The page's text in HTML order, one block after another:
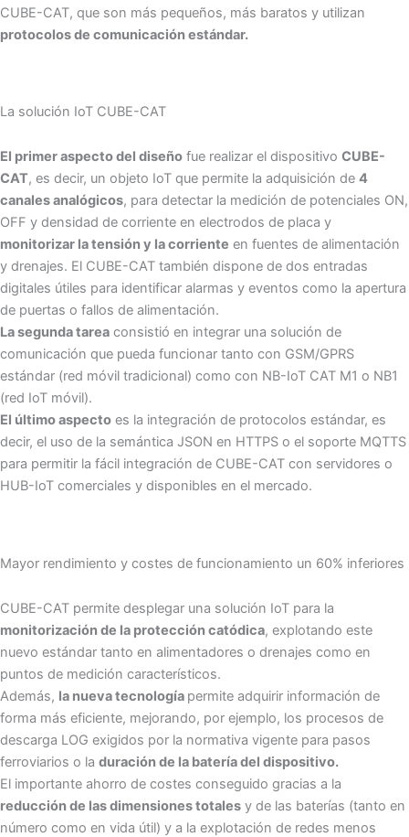
CUBE-CAT, que son más pequeños, más baratos y utilizan
protocolos de comunicación estándar.
La solución IoT CUBE-CAT
El primer aspecto del diseño fue realizar el dispositivo CUBE-
CAT, es decir, un objeto IoT que permite la adquisición de 4
canales analógicos, para detectar la medición de potenciales ON,
OFF y densidad de corriente en electrodos de placa y
monitorizar la tensión y la corriente en fuentes de alimentación
y drenajes. El CUBE-CAT también dispone de dos entradas
digitales útiles para identificar alarmas y eventos como la apertura
de puertas o fallos de alimentación.
La segunda tarea consistió en integrar una solución de
comunicación que pueda funcionar tanto con GSM/GPRS
estándar (red móvil tradicional) como con NB-IoT CAT M1 o NB1
(red IoT móvil).
El último aspecto es la integración de protocolos estándar, es
decir, el uso de la semántica JSON en HTTPS o el soporte MQTTS
para permitir la fácil integración de CUBE-CAT con servidores o
HUB-IoT comerciales y disponibles en el mercado.
Mayor rendimiento y costes de funcionamiento un 60% inferiores
CUBE-CAT permite desplegar una solución IoT para la
monitorización de la protección catódica, explotando este
nuevo estándar tanto en alimentadores o drenajes como en
puntos de medición característicos.
Además, la nueva tecnología permite adquirir información de
forma más eficiente, mejorando, por ejemplo, los procesos de
descarga LOG exigidos por la normativa vigente para pasos
ferroviarios o la duración de la batería del dispositivo.
El importante ahorro de costes conseguido gracias a la
reducción de las dimensiones totales y de las baterías (tanto en
número como en vida útil) y a la explotación de redes menos